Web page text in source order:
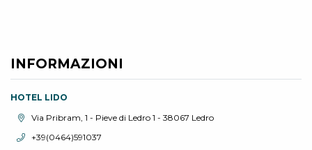
INFORMAZIONI
HOTEL LIDO
Località:Via Pribram, 1 - Pieve di Ledro 1 - 38067 Ledro
Telefono:
+39(0464)591037